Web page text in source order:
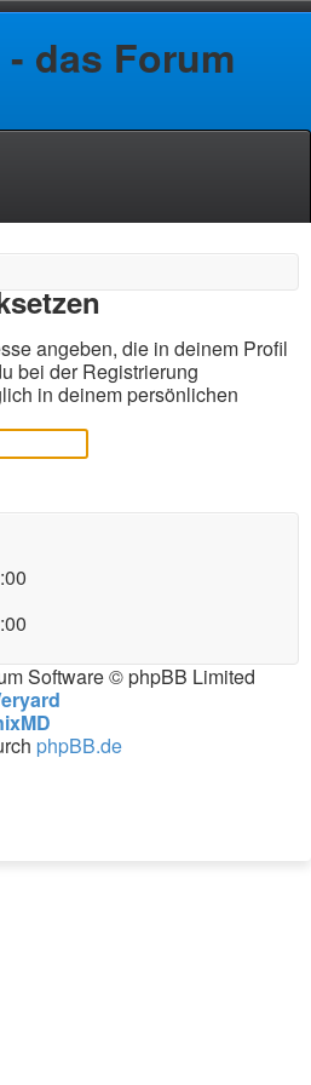
das Forum
angeben, die in deinem Profil
bei der Registrierung
in deinem persönlichen
Software © phpBB Limited
phpBB.de